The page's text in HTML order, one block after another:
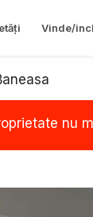
Vinde/
nu